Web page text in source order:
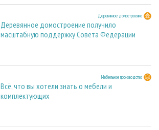
Деревянное домостроение
Деревянное домостроение получило
масштабную поддержку Совета Федерации
Мебельное производство
Всё, что вы хотели знать о мебели и
комплектующих